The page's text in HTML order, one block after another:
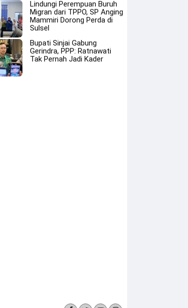
Lindungi Perempuan Buruh
Migran dari TPPO, SP Anging
Mammiri Dorong Perda di
Sulsel
Bupati Sinjai Gabung
Gerindra, PPP: Ratnawati
Tak Pernah Jadi Kader